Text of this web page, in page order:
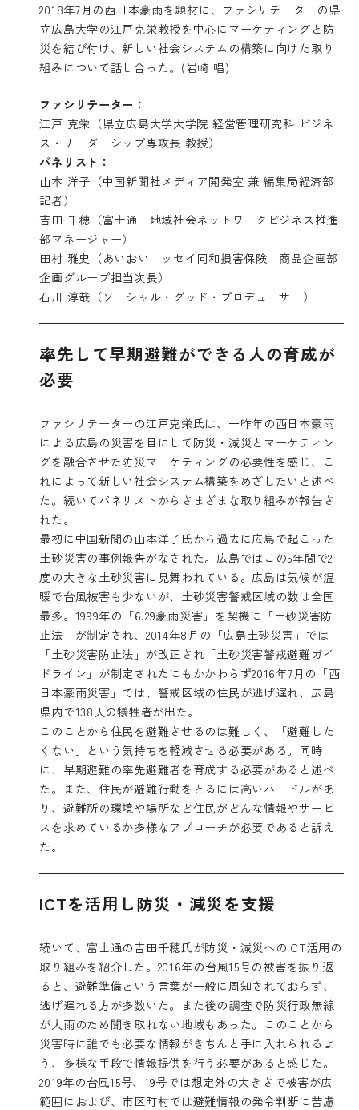
2018年7月の西日本豪雨を題材に、ファシリテーターの県
立広島大学の江戸克栄教授を中心にマーケティングと防
災を結び付け、新しい社会システムの構築に向けた取り
組みについて話し合った。(岩崎 唱)
ファシリテーター：
江戸 克栄（県立広島大学大学院 経営管理研究科 ビジネ
ス・リーダーシップ専攻長 教授）
パネリスト：
山本 洋子（中国新聞社メディア開発室 兼 編集局経済部
記者）
吉田 千穂（富士通 地域社会ネットワークビジネス推進
部マネージャー）
田村 雅史（あいおいニッセイ同和損害保険 商品企画部
企画グループ担当次長）
石川 淳哉（ソーシャル・グッド・プロデューサー）
率先して早期避難ができる人の育成が
必要
ファシリテーターの江戸克栄氏は、一昨年の西日本豪雨
による広島の災害を目にして防災・減災とマーケティン
グを融合させた防災マーケティングの必要性を感じ、こ
れによって新しい社会システム構築をめざしたいと述べ
た。続いてパネリストからさまざまな取り組みが報告さ
れた。
最初に中国新聞の山本洋子氏から過去に広島で起こった
土砂災害の事例報告がなされた。広島ではこの5年間で2
度の大きな土砂災害に見舞われている。広島は気候が温
暖で台風被害も少ないが、土砂災害警戒区域の数は全国
最多。1999年の「6.29豪雨災害」を契機に「土砂災害防
止法」が制定され、2014年8月の「広島土砂災害」では
「土砂災害防止法」が改正され「土砂災害警戒避難ガイ
ドライン」が制定されたにもかかわらず2016年7月の「西
日本豪雨災害」では、警戒区域の住民が逃げ遅れ、広島
県内で138人の犠牲者が出た。
このことから住民を避難させるのは難しく、「避難した
くない」という気持ちを軽減させる必要がある。同時
に、早期避難の率先避難者を育成する必要があると述べ
た。また、住民が避難行動をとるには高いハードルがあ
り、避難所の環境や場所など住民がどんな情報やサービ
スを求めているか多様なアプローチが必要であると訴え
た。
ICTを活用し防災・減災を支援
続いて、富士通の吉田千穂氏が防災・減災へのICT活用の
取り組みを紹介した。2016年の台風15号の被害を振り返
ると、避難準備という言葉が一般に周知されておらず、
逃げ遅れる方が多数いた。また後の調査で防災行政無線
が大雨のため聞き取れない地域もあった。このことから
災害時に誰でも必要な情報がきちんと手に入れられるよ
う、多様な手段で情報提供を行う必要があると感じた。
2019年の台風15号、19号では想定外の大きさで被害が広
範囲におよび、市区町村では避難情報の発令判断に苦慮